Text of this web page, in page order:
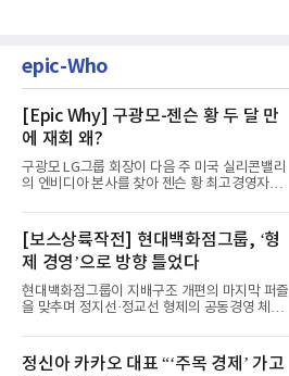
epic-Who
[Epic Why] 구광모-젠슨 황 두 달 만
에 재회 왜?
구광모 LG그룹 회장이 다음 주 미국 실리콘밸리
의 엔비디아 본사를 찾아 젠슨 황 최고경영자
[보스상륙작전] 현대백화점그룹, ‘형
제 경영’으로 방향 틀었다
현대백화점그룹이 지배구조 개편의 마지막 퍼즐
을 맞추며 정지선·정교선 형제의 공동경영 체제
정신아 카카오 대표 “‘주목 경제’ 가고